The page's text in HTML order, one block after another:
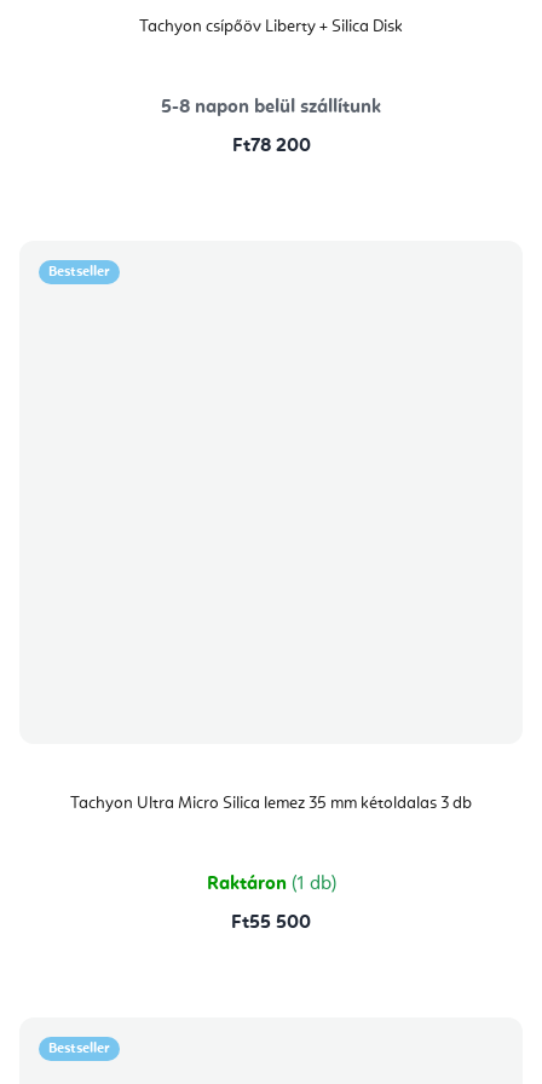
Tachyon csípőöv Liberty + Silica Disk
5-8 napon belül szállítunk
Ft78 200
Bestseller
Tachyon Ultra Micro Silica lemez 35 mm kétoldalas 3 db
Raktáron (1 db)
Ft55 500
Bestseller